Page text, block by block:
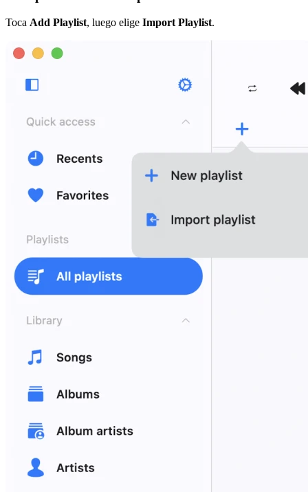
Toca Add Playlist, luego elige Import Playlist.